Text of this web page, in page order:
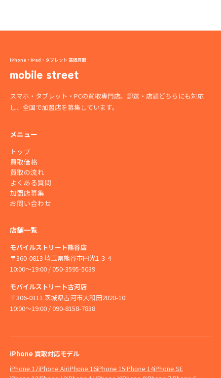
iPhone・iPad・タブレット 高価買取
mobile street
スマホ・タブレット・PCの買取専門店。郵送・店頭どちらにも対応
し、全国で加盟店を募集しています。
メニュー
トップ
買取価格
買取の流れ
よくある質問
加盟店募集
お問い合わせ
店舗一覧
モバイルストリート熊谷店
〒360-0813 埼玉県熊谷市円光1-3-4
10:00〜19:00 / 050-3595-5039
モバイルストリート古河店
〒306-0111 茨城県古河市大和田2020-10
10:00〜19:00 / 090-8158-7838
iPhone 買取対応モデル
iPhone 17iPhone AiriPhone 16iPhone 15iPhone 14iPhone SE